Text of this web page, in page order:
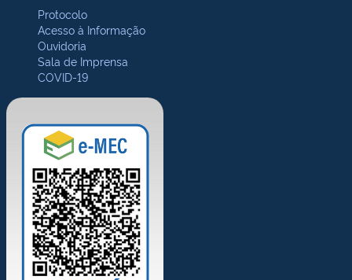
Protocolo
Acesso à Informação
Ouvidoria
Sala de Imprensa
COVID-19